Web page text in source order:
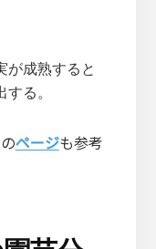
が成熟すると
る。
ページも参考